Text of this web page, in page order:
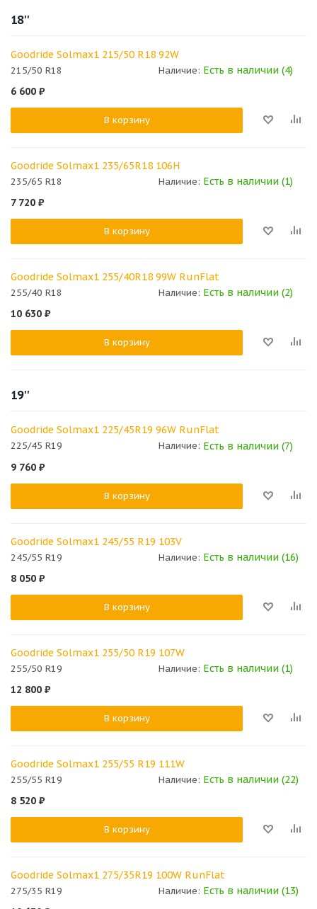
18''
Goodride Solmax1 215/50 R18 92W
215/50 R18 Наличие: Есть в наличии (4)
6 600 ₽
В корзину
Goodride Solmax1 235/65R18 106H
235/65 R18 Наличие: Есть в наличии (1)
7 720 ₽
В корзину
Goodride Solmax1 255/40R18 99W RunFlat
255/40 R18 Наличие: Есть в наличии (2)
10 630 ₽
В корзину
19''
Goodride Solmax1 225/45R19 96W RunFlat
225/45 R19 Наличие: Есть в наличии (7)
9 760 ₽
В корзину
Goodride Solmax1 245/55 R19 103V
245/55 R19 Наличие: Есть в наличии (16)
8 050 ₽
В корзину
Goodride Solmax1 255/50 R19 107W
255/50 R19 Наличие: Есть в наличии (1)
12 800 ₽
В корзину
Goodride Solmax1 255/55 R19 111W
255/55 R19 Наличие: Есть в наличии (22)
8 520 ₽
В корзину
Goodride Solmax1 275/35R19 100W RunFlat
275/35 R19 Наличие: Есть в наличии (13)